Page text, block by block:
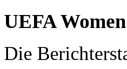
UEFA
Die